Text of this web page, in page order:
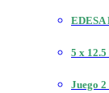
EDESA
5 x
Juego 2